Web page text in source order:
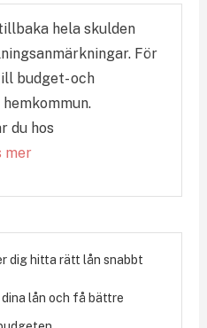
hela skulden
För
budget- och
du hos
mer
dig hitta rätt lån snabbt
dina lån och få bättre